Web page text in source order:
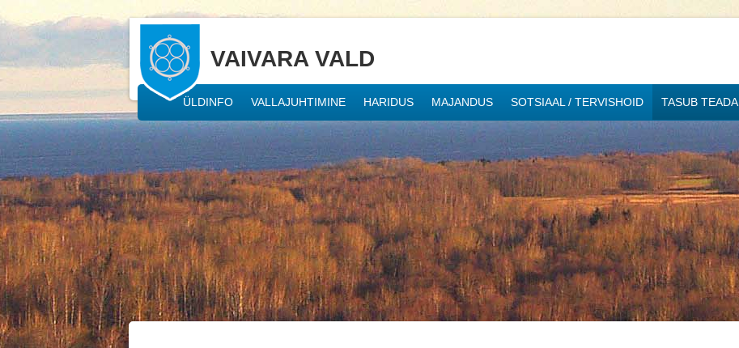
VAIVARA VALD
ÜLDINFO VALLAJUHTIMINE HARIDUS MAJANDUS SOTSIAAL / TERVISHOID TASUB TEADA